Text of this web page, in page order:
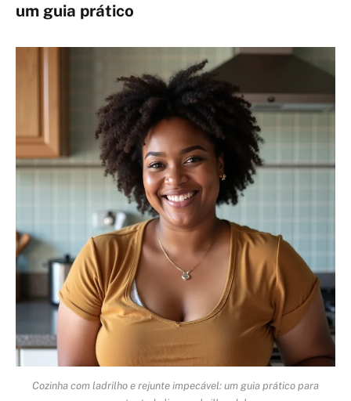
um guia prático
Cozinha com ladrilho e rejunte impecável: um guia prático para